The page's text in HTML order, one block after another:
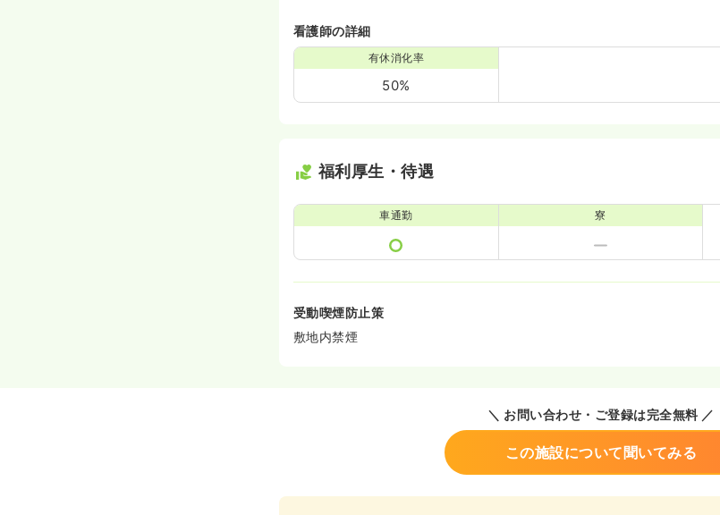
看護師の詳細
有休消化率
50%
福利厚生・待遇
車通勤 寮
受動喫煙防止策
敷地内禁煙
＼ お問い合わせ・ご登録は完全無料 ／
この施設について聞いてみる